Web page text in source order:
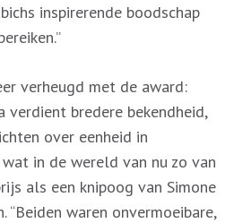
inspirerende boodschap
verheugd met de award:
verdient bredere bekendheid,
over eenheid in
in de wereld van nu zo van
als een knipoog van Simone
“Beiden waren onvermoeibare,